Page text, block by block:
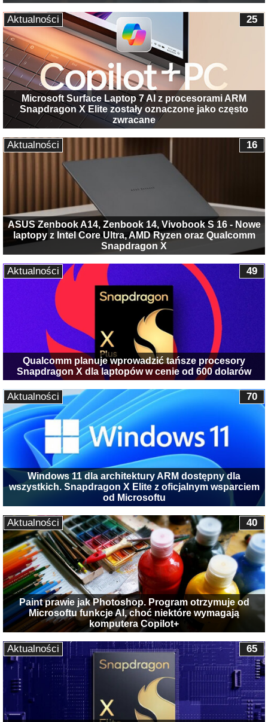
Microsoft Surface Laptop 7 AI z procesorami ARM
Snapdragon X Elite zostały oznaczone jako często
zwracane
25
Aktualności
ASUS Zenbook A14, Zenbook 14, Vivobook S 16 - Nowe
laptopy z Intel Core Ultra, AMD Ryzen oraz Qualcomm
Snapdragon X
16
Aktualności
Qualcomm planuje wprowadzić tańsze procesory
Snapdragon X dla laptopów w cenie od 600 dolarów
49
Aktualności
Windows 11 dla architektury ARM dostępny dla
wszystkich. Snapdragon X Elite z oficjalnym wsparciem
od Microsoftu
70
Aktualności
Paint prawie jak Photoshop. Program otrzymuje od
Microsoftu funkcje AI, choć niektóre wymagają
komputera Copilot+
40
Aktualności
65
Aktualności